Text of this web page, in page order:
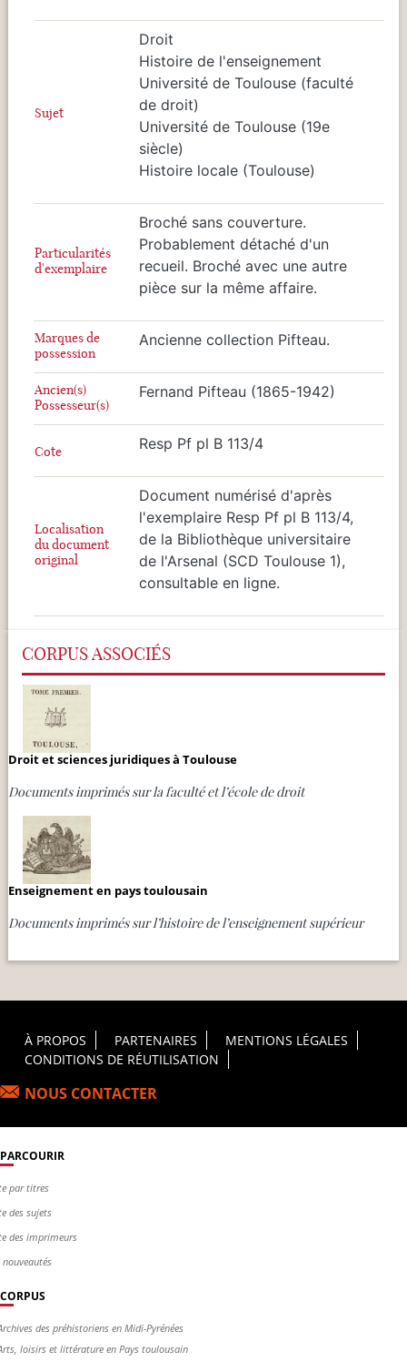
Sujet
Droit
Histoire de l'enseignement
Université de Toulouse (faculté
de droit)
Université de Toulouse (19e
siècle)
Histoire locale (Toulouse)
Particularités
d'exemplaire
Broché sans couverture.
Probablement détaché d'un
recueil. Broché avec une autre
pièce sur la même affaire.
Marques de
possession
Ancienne collection Pifteau.
Ancien(s)
Possesseur(s)
Fernand Pifteau (1865-1942)
Cote Resp Pf pl B 113/4
Localisation
du document
original
Document numérisé d'après
l'exemplaire Resp Pf pl B 113/4,
de la Bibliothèque universitaire
de l'Arsenal (SCD Toulouse 1),
consultable en ligne.
CORPUS ASSOCIÉS
Droit et sciences juridiques à Toulouse
Documents imprimés sur la faculté et l’école de droit
Enseignement en pays toulousain
Documents imprimés sur l’histoire de l’enseignement supérieur
Footer Principal
À PROPOS PARTENAIRES
MENTIONS LÉGALES
CONDITIONS DE RÉUTILISATION
NOUS CONTACTER
PARCOURIR
par titres
des sujets
des imprimeurs
nouveautés
CORPUS
des préhistoriens en Midi-Pyrénées
loisirs et littérature en Pays toulousain